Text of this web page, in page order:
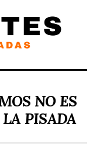
NO ES
PISADA